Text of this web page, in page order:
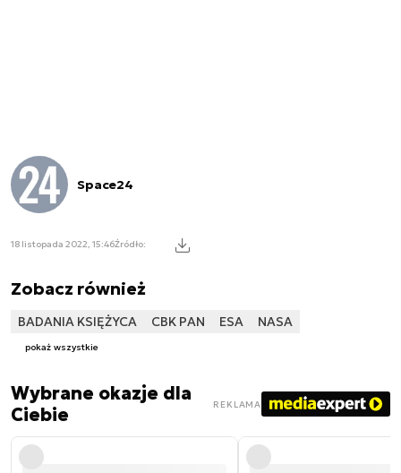
Space24
18 listopada 2022, 15:46Źródło:
Zobacz również
BADANIA KSIĘŻYCA CBK PAN ESA NASA
pokaż wszystkie
Wybrane okazje dla
Ciebie
REKLAMA